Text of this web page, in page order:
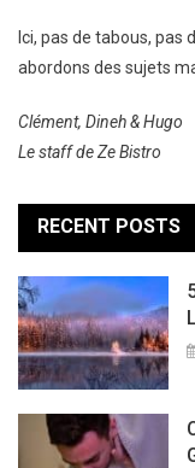
Ici, pas de tabous,
abordons des sujets
Clément, Dineh & Hugo
Le staff de Ze Bistro
RECENT POSTS